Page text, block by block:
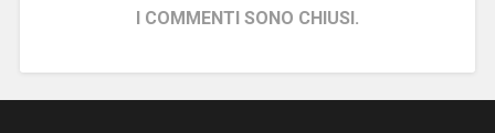
I COMMENTI SONO CHIUSI.